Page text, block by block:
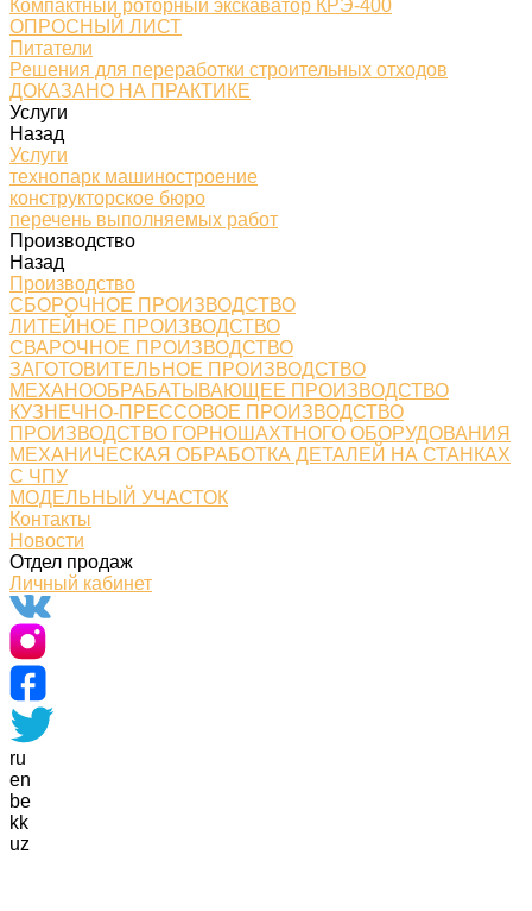
Компактный роторный экскаватор КРЭ-400
ОПРОСНЫЙ ЛИСТ
Питатели
Решения для переработки строительных отходов
ДОКАЗАНО НА ПРАКТИКЕ
Услуги
Назад
Услуги
технопарк машиностроение
конструкторское бюро
перечень выполняемых работ
Производство
Назад
Производство
СБОРОЧНОЕ ПРОИЗВОДСТВО
ЛИТЕЙНОЕ ПРОИЗВОДСТВО
СВАРОЧНОЕ ПРОИЗВОДСТВО
ЗАГОТОВИТЕЛЬНОЕ ПРОИЗВОДСТВО
МЕХАНООБРАБАТЫВАЮЩЕЕ ПРОИЗВОДСТВО
КУЗНЕЧНО-ПРЕССОВОЕ ПРОИЗВОДСТВО
ПРОИЗВОДСТВО ГОРНОШАХТНОГО ОБОРУДОВАНИЯ
МЕХАНИЧЕСКАЯ ОБРАБОТКА ДЕТАЛЕЙ НА СТАНКАХ
С ЧПУ
МОДЕЛЬНЫЙ УЧАСТОК
Контакты
Новости
Отдел продаж
Личный кабинет
ru
en
be
kk
uz